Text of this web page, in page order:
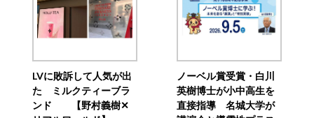
LVに敗訴して人気が出
た ミルクティーブラ
ンド 【野村義樹✕
ノーベル賞受賞・白川
英樹博士が小中高生を
直接指導 名城大学が